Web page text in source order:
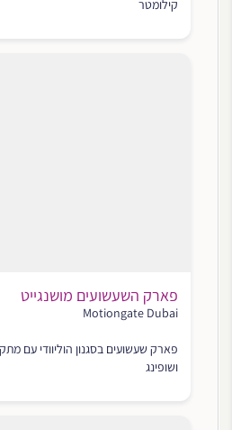
קילומטר
פארק השעשועים מושנגייט
Motiongate Dubai
פארק שעשועים בסגנון הוליוודי עם
ושופינג